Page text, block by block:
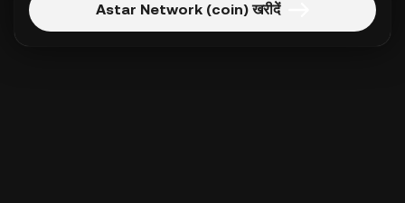
Astar Network (coin) खरीदें